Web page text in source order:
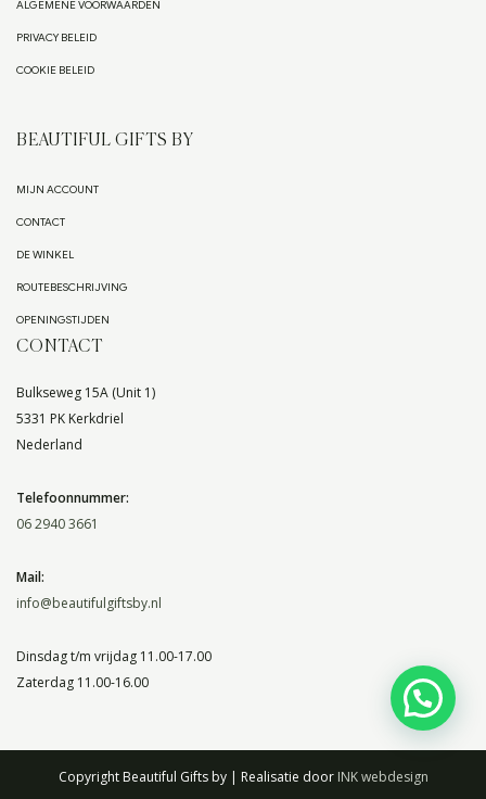
ALGEMENE VOORWAARDEN
PRIVACY BELEID
COOKIE BELEID
BEAUTIFUL GIFTS BY
MIJN ACCOUNT
CONTACT
DE WINKEL
ROUTEBESCHRIJVING
OPENINGSTIJDEN
CONTACT
Bulkseweg 15A (Unit 1)
5331 PK Kerkdriel
Nederland
Telefoonnummer:
06 2940 3661
Mail:
info@beautifulgiftsby.nl
Dinsdag t/m vrijdag 11.00-17.00
Zaterdag 11.00-16.00
Copyright Beautiful Gifts by | Realisatie door INK webdesign